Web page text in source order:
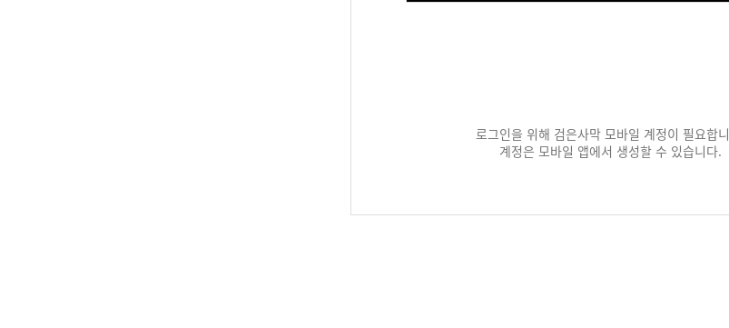
로그인을 위해 검은사막 모바일 계정이 필요합
계정은 모바일 앱에서 생성할 수 있습니다.